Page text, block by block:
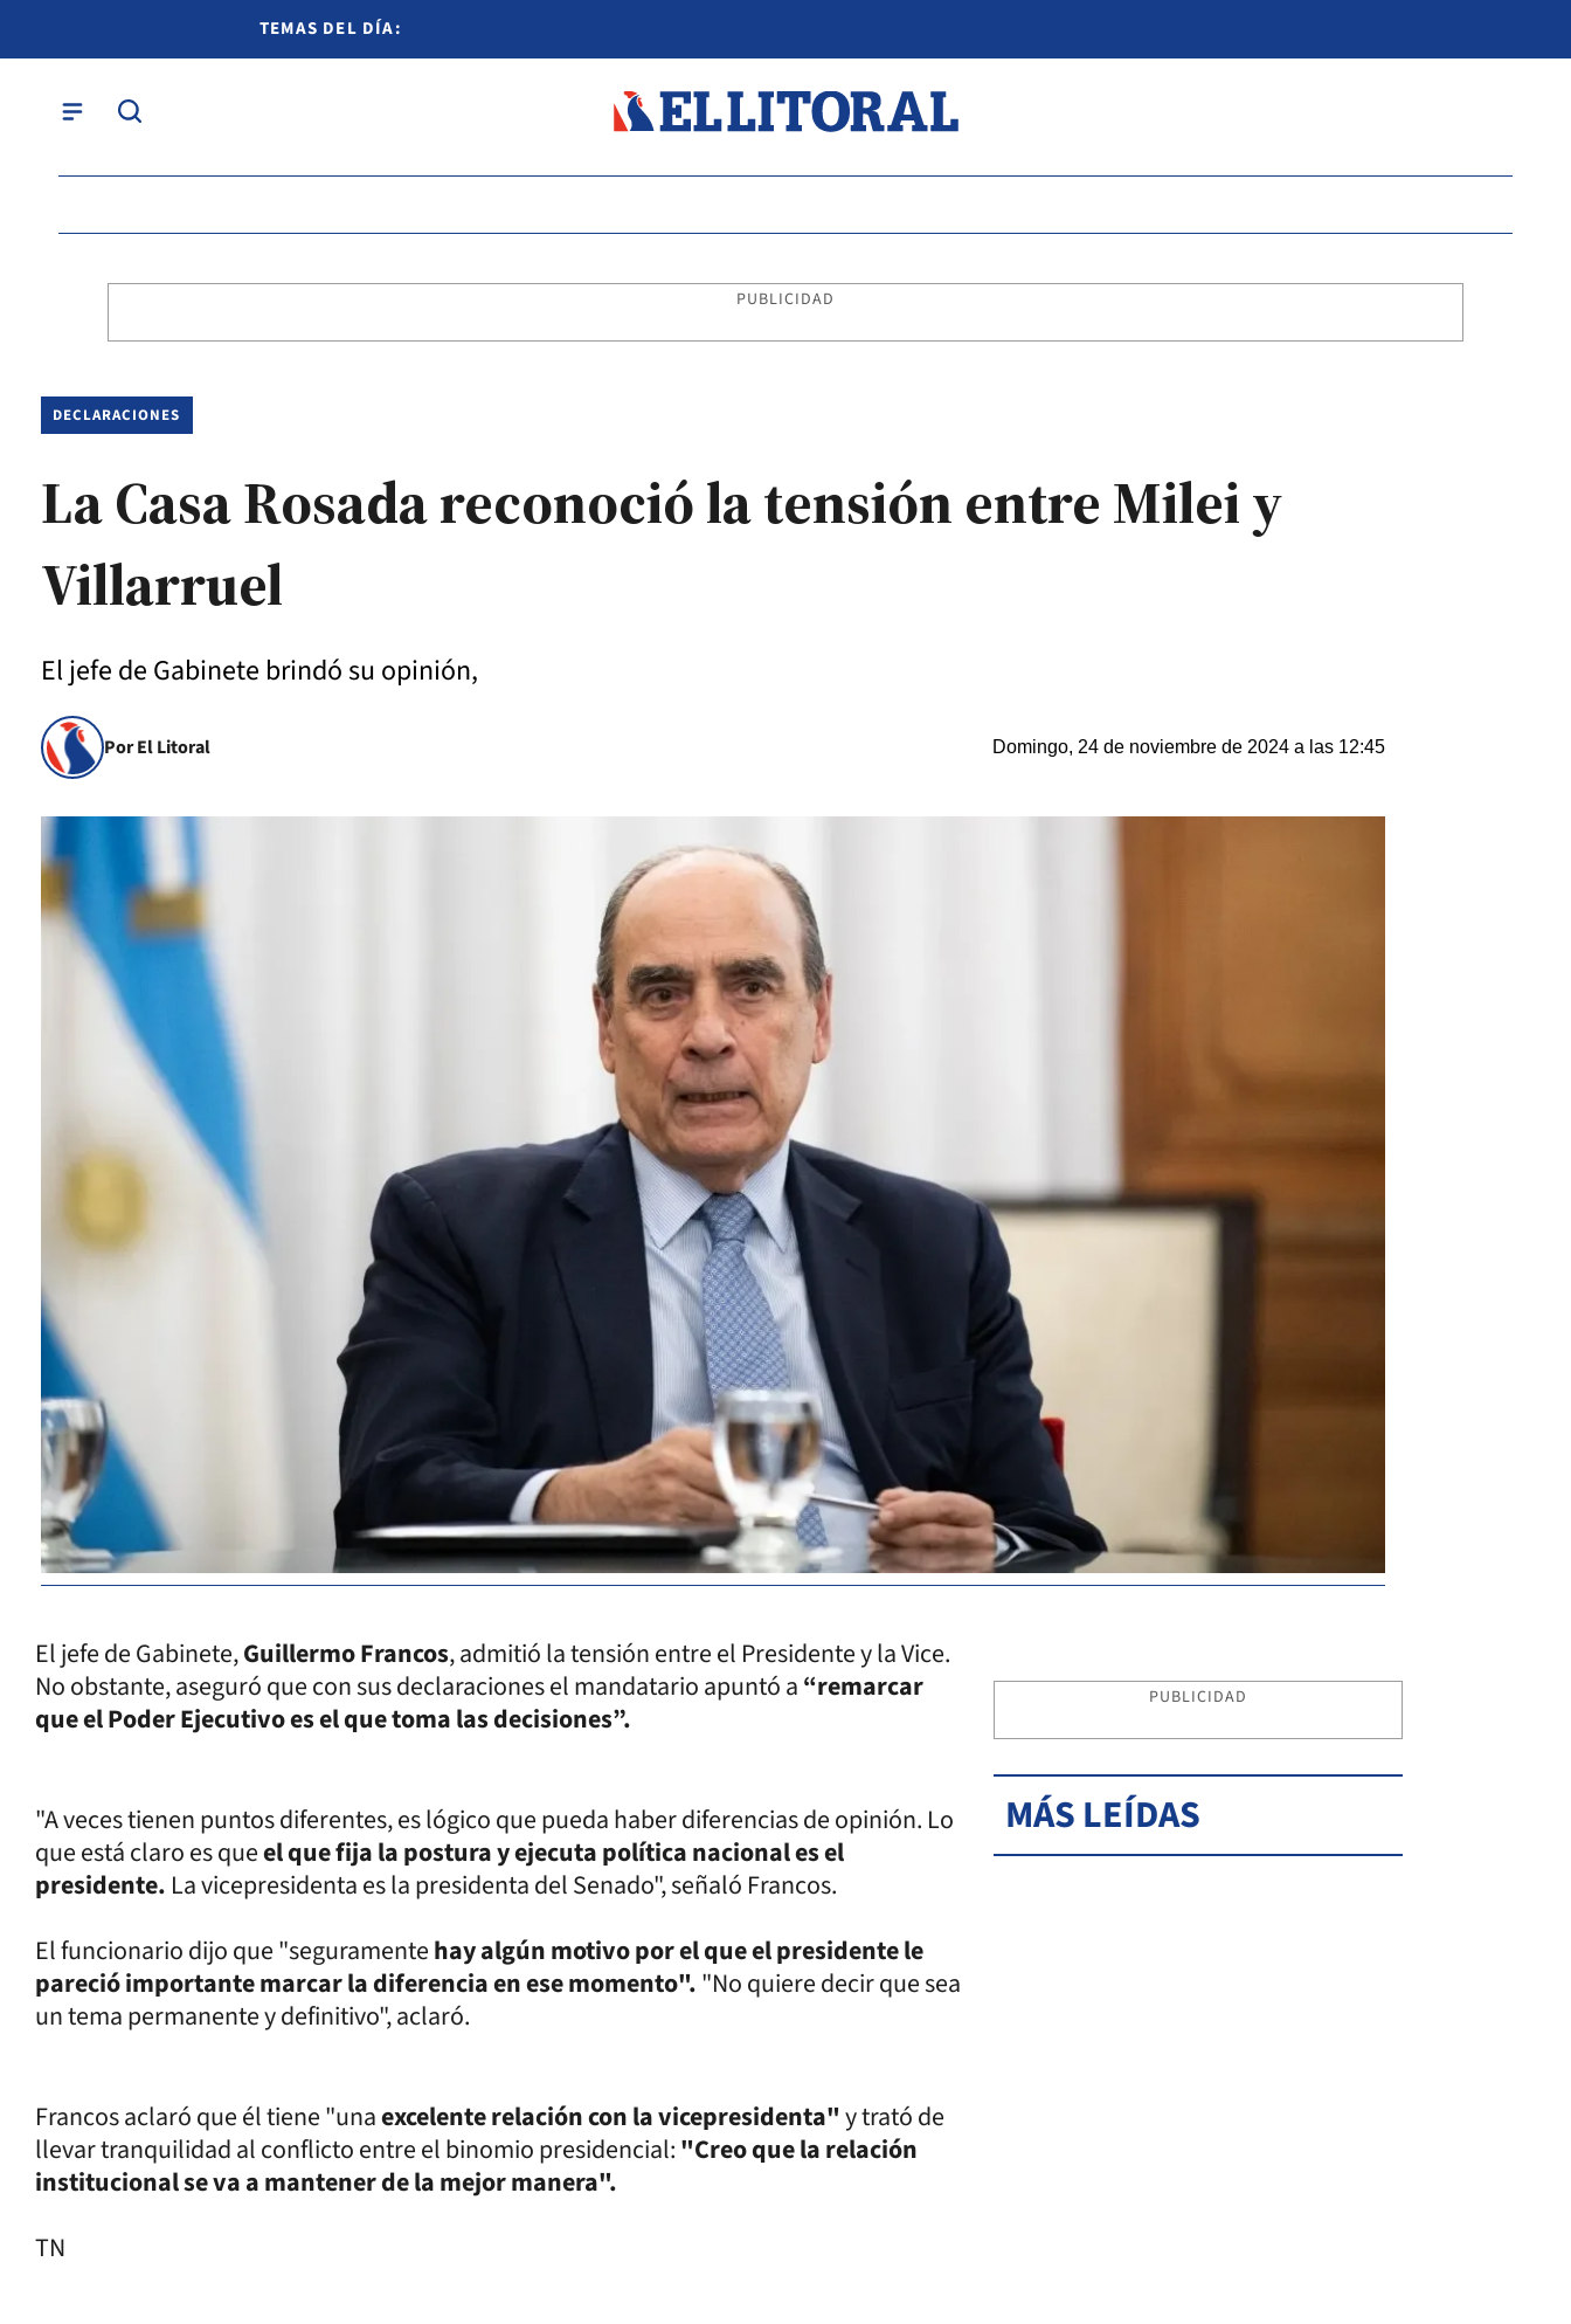
TEMAS DEL DÍA:
PUBLICIDAD
DECLARACIONES
La Casa Rosada reconoció la tensión entre Milei y
Villarruel
El jefe de Gabinete brindó su opinión,
Por El Litoral Domingo, 24 de noviembre de 2024 a las 12:45
El jefe de Gabinete,Guillermo Francos, admitió la tensión entre el Presidente y la Vice.
No obstante, aseguró que con sus declaraciones el mandatario apuntó a“remarcar
que el Poder Ejecutivo es el que toma las decisiones”.
"A veces tienen puntos diferentes, es lógico que pueda haber diferencias de opinión. Lo
que está claro es queel que fija la postura y ejecuta política nacional es el
presidente. La vicepresidenta es la presidenta del Senado", señaló Francos.
El funcionario dijo que "seguramentehay algún motivo por el que el presidente le
pareció importante marcar la diferencia en ese momento"."No quiere decir que sea
un tema permanente y definitivo", aclaró.
Francos aclaró que él tiene "unaexcelente relación con la vicepresidenta"y trató de
llevar tranquilidad al conflicto entre el binomio presidencial:"Creo que la relación
institucional se va a mantener de la mejor manera".
TN
PUBLICIDAD
MÁS LEÍDAS